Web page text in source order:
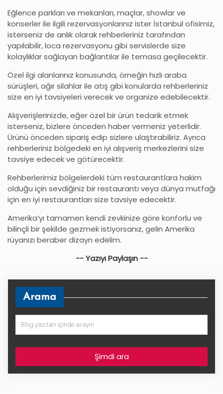
Eğlence parkları ve mekanları, maçlar, showlar ve
konserler ile ilgili rezervasyonlarınız ister İstanbul ofisimiz,
isterseniz de anlık olarak rehberleriniz tarafından
yapılabilir, loca rezervasyonu gibi servislerde size
kolaylıklar sağlayan bağlantılar ile temasa geçilecektir.
Özel ilgi alanlarınız konusunda, örneğin hızlı araba
sürüşleri, ağır silahlar ile atış gibi konularda rehberleriniz
size en iyi tavsiyeleri verecek ve organize edebilecektir.
Alışverişlerinizde, eğer özel bir ürün tedarik etmek
isterseniz, bizlere önceden haber vermeniz yeterlidir.
Ürünü önceden sipariş edip sizlere ulaştırabiliriz. Ayrıca
rehberleriniz bölgedeki en iyi alışveriş merkezlerini size
tavsiye edecek ve götürecektir.
Rehberlerimiz bölgelerdeki tüm restaurantlara hakim
olduğu için sevdiğiniz bir restaurantı veya dünya mutfağı
için en iyi restaurantları size tavsiye edecektir.
Amerika’yı tamamen kendi zevkinize göre konforlu ve
bilinçli bir şekilde gezmek istiyorsanız, gelin Amerika
rüyanızı beraber dizayn edelim.
-- Yazıyı Paylaşın --
Arama
Şimdi ara